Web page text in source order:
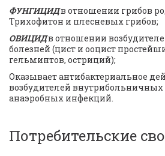
ФУНГИЦИД в отношении грибов
Трихофитон и плесневых грибов;
ОВИЦИД в отношении
болезней (цист и ооцист
гельминтов, остриций);
Оказывает антибактериальное
возбудителей
анаэробных инфекций.
Потребительские